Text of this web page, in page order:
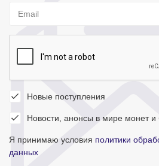
Новые поступления
Новости, анонсы в мире монет и
Я принимаю условия политики
данных